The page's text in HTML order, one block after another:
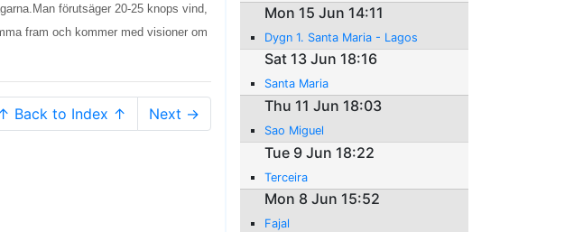
förutsäger 20-25 knops vind,
fram och kommer med visioner om
Back to Index ↑ Next →
Mon 15 Jun 14:11
Dygn 1. Santa Maria - Lagos
Sat 13 Jun 18:16
Santa Maria
Thu 11 Jun 18:03
Sao Miguel
Tue 9 Jun 18:22
Terceira
Mon 8 Jun 15:52
Fajal